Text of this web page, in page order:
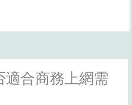
適合商務上網需